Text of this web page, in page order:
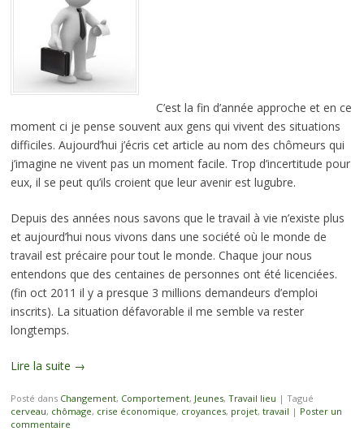
C’est la fin d’année approche et en ce
moment ci je pense souvent aux gens qui vivent des situations
difficiles. Aujourd’hui j’écris cet article au nom des chômeurs qui
j’imagine ne vivent pas un moment facile. Trop d’incertitude pour
eux, il se peut qu’ils croient que leur avenir est lugubre.
Depuis des années nous savons que le travail à vie n’existe plus
et aujourd’hui nous vivons dans une société où le monde de
travail est précaire pour tout le monde. Chaque jour nous
entendons que des centaines de personnes ont été licenciées.
(fin oct 2011 il y a presque 3 millions demandeurs d’emploi
inscrits). La situation défavorable il me semble va rester
longtemps.
Lire la suite →
Posté dans Changement, Comportement, Jeunes, Travail lieu | Tagué
cerveau, chômage, crise économique, croyances, projet, travail | Poster un
commentaire